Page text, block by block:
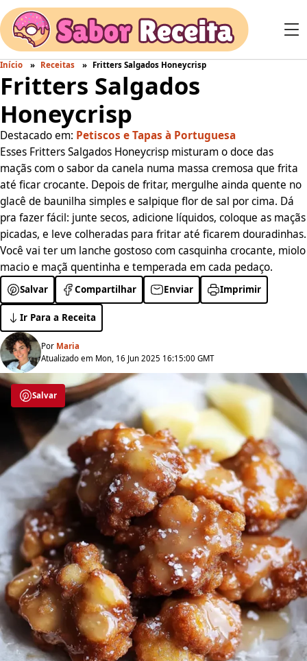
Início Receitas Fritters Salgados Honeycrisp
Fritters Salgados
Honeycrisp
Destacado em: Petiscos e Tapas à Portuguesa
Esses Fritters Salgados Honeycrisp misturam o doce das
maçãs com o sabor da canela numa massa cremosa que frita
até ficar crocante. Depois de fritar, mergulhe ainda quente no
glacê de baunilha simples e salpique flor de sal por cima. Dá
pra fazer fácil: junte secos, adicione líquidos, coloque as maçãs
picadas, e leve colheradas para fritar até ficarem douradinhas.
Você vai ter um lanche gostoso com casquinha crocante, miolo
macio e maçã quentinha e temperada em cada pedaço.
Salvar Compartilhar Enviar Imprimir
Ir Para a Receita
Por Maria
Atualizado em Mon, 16 Jun 2025 16:15:00 GMT
Salvar